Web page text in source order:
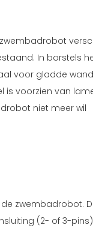
In borstels
voor gladde
is voorzien van
niet meer wil
zwembadrobot.
(2- of 3-